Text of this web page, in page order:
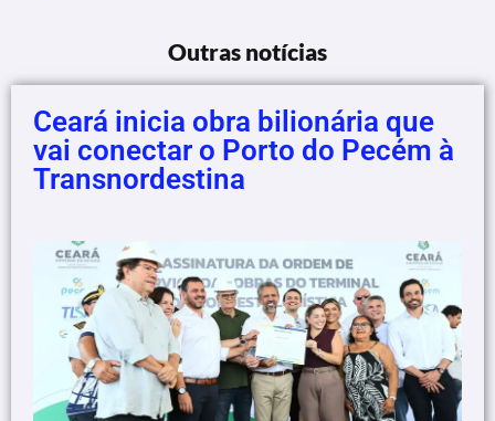
Outras notícias
Ceará inicia obra bilionária que
vai conectar o Porto do Pecém à
Transnordestina